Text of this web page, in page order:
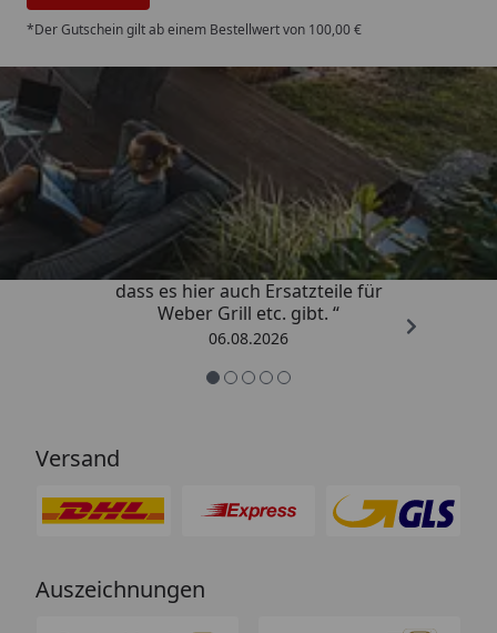
*Der Gutschein gilt ab einem Bestellwert von 100,00 €
Trusted Shops
4,85/ 5
„Schnell und zuverlässig! Schön,
dass es hier auch Ersatzteile für
Weber Grill etc. gibt. “
06.08.2026
Versand
Auszeichnungen